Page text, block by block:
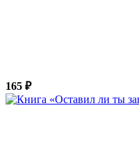
165 ₽